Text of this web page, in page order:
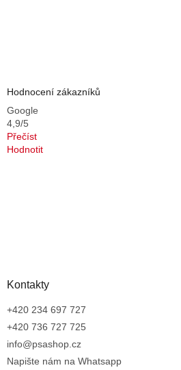
Hodnocení zákazníků
Google
4,9/5
Přečíst
Hodnotit
Kontakty
+420 234 697 727
+420 736 727 725
info@psashop.cz
Napište nám na Whatsapp